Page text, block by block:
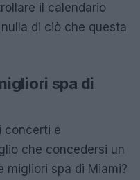
il calendario
di ciò che questa
spa di
concerti e
che concedersi un
migliori spa di Miami?